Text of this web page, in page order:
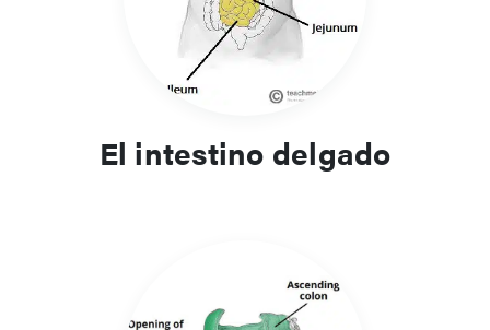
El intestino delgado